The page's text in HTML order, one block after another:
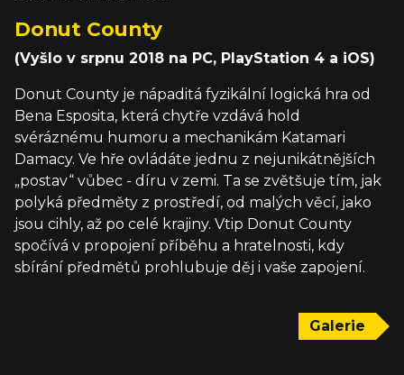
Donut County
(Vyšlo v srpnu 2018 na PC, PlayStation 4 a iOS)
Donut County je nápaditá fyzikální logická hra od
Bena Esposita, která chytře vzdává hold
svéráznému humoru a mechanikám Katamari
Damacy. Ve hře ovládáte jednu z nejunikátnějších
„postav“ vůbec - díru v zemi. Ta se zvětšuje tím, jak
polyká předměty z prostředí, od malých věcí, jako
jsou cihly, až po celé krajiny. Vtip Donut County
spočívá v propojení příběhu a hratelnosti, kdy
sbírání předmětů prohlubuje děj i vaše zapojení.
Galerie